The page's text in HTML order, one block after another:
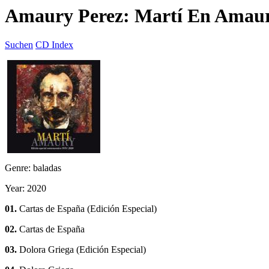
Amaury Perez: Martí En
Suchen CD Index
Genre: baladas
Year: 2020
01. Cartas de España (Edición Especial)
02. Cartas de España
03. Dolora Griega (Edición Especial)